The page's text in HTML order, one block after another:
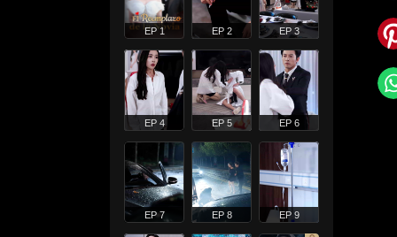
EP 1 EP 2 EP 3
EP 4 EP 5 EP 6
EP 7 EP 8 EP 9